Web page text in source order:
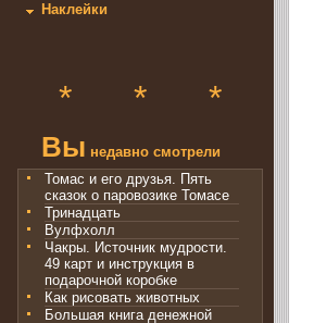
Наклейки
* * *
Вы недавно смотрели
Томас и его друзья. Пять
сказок о паровозике Томасе
Тринадцать
Вулфхолл
Чакры. Источник мудрости.
49 карт и инструкция в
подарочной коробке
Как рисовать животных
Большая книга денежной